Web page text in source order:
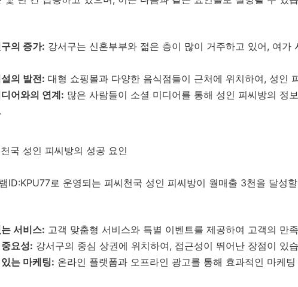
의 증가: 강서구는 신혼부부와 젊은 층이 많이 거주하고 있어, 여
의 발전: 대형 쇼핑몰과 다양한 음식점들이 근처에 위치하여, 성인
어와의 연계: 많은 사람들이 소셜 미디어를 통해 성인 피씨방의 정
국 성인 피씨방의 성공 요인
ID:KPU77로 운영되는 피씨천국 성인 피씨방이 월매출 3천을 달성
서비스: 고객 맞춤형 서비스와 특별 이벤트를 제공하여 고객의 만
요성: 강서구의 중심 상권에 위치하여, 접근성이 뛰어난 장점이 있
는 마케팅: 온라인 플랫폼과 오프라인 광고를 통해 효과적인 마케